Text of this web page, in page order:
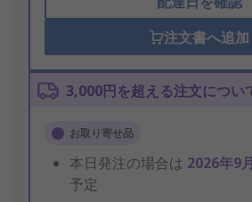
注文書へ追加
3,000円を超える注文につい
お取り寄せ品
本日発注の場合は 2026年9
予定